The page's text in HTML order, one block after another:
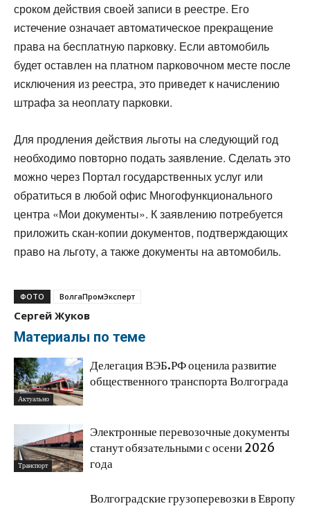
сроком действия своей записи в реестре. Его
истечение означает автоматическое прекращение
права на бесплатную парковку. Если автомобиль
будет оставлен на платном парковочном месте после
исключения из реестра, это приведет к начислению
штрафа за неоплату парковки.
Для продления действия льготы на следующий год
необходимо повторно подать заявление. Сделать это
можно через Портал государственных услуг или
обратиться в любой офис Многофункционального
центра «Мои документы». К заявлению потребуется
приложить скан-копии документов, подтверждающих
право на льготу, а также документы на автомобиль.
ФОТО ВолгаПромЭксперт
Сергей Жуков
Материалы по теме
Актуально
Делегация ВЭБ.РФ оценила развитие
общественного транспорта Волгограда
Транспорт
Электронные перевозочные документы
станут обязательными с осени 2026
года
Волгоградские грузоперевозки в Европу